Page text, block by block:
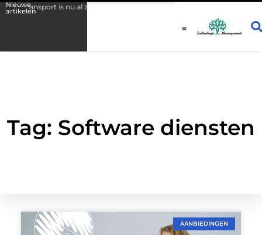
Nieuwe
artikelen is nu al zichtbaar
Tag: Software diensten
AANBIEDINGEN